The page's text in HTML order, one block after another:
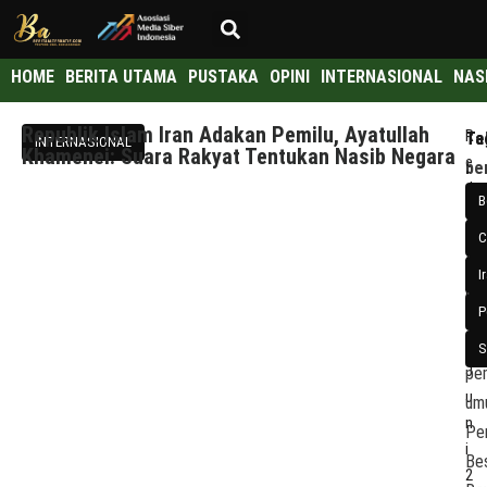
HOME BERITA UTAMA PUSTAKA OPINI INTERNASIONAL
INTERNASIONAL
Republik Islam Iran Adakan Pemilu, Ayatullah
Khamenei: Suara Rakyat Tentukan Nasib Negara
R
e
d
a
i
J
u
n
i
2
: